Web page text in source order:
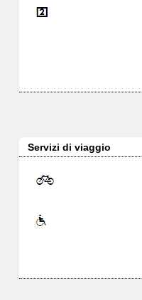
Servizi di viaggio